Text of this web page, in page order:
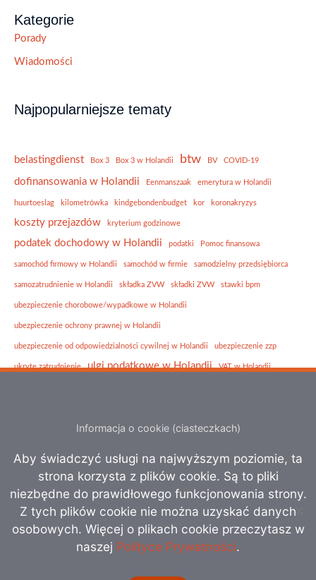
Kategorie
Porady
Wiadomości
Najpopularniejsze tematy
belastingdienst Box 3 Box 3 w Holandii btw BV COVID-19
dofinansowania w Holandii Eenmanszaak emerytura w Holandii
huurtoeslag kilometrówka kindgebondenbudget kor koronakryzys
koszty przejazdów kryterium godzinowe
podatek dochodowy w Holandii podatki Pomoc finansowa
samochód firmowy w Holandii samochód w firmie samodzielny przedsiębiorca
samozatrudnienie w Holandii składka ZVW składki ZVW stawki bpm
ubezpieczenie chorobowe/wypadkowe w Holandii
ubezpieczenie ochrony prawnej w Holandii
ubezpieczenie od odpowiedzialności cywilnej w Holandii ubezpieczenie zzp
ukryte zatrudnienie ulgi podatkowe w Holandii VAT w Holandii
zmiany podatkowe Holandia zorgtoeslag Zorgverzekeringswet
zwolnienie z bpm ZZP
reserved
Informacja o cookie (ciasteczkach)
Aby świadczyć usługi na najwyższym poziomie, ta
strona korzysta z plików cookie. Są to pliki
niezbędne do prawidłowego funkcjonowania strony.
Z tych plików cookie nie można uzyskać danych
osobowych. Więcej o plikach cookie przeczytasz w
naszej Polityce Prywatności.